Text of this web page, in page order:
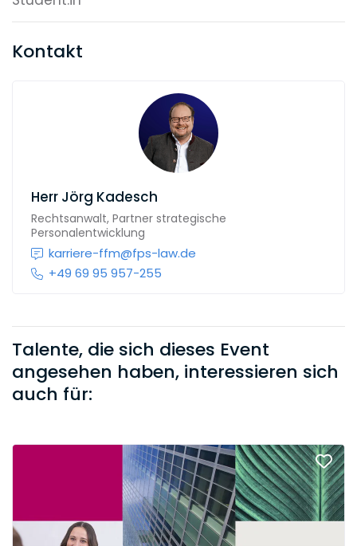
Kontakt
Herr Jörg Kadesch
Rechtsanwalt, Partner strategische
Personalentwicklung
karriere-ffm@fps-law.de
+49 69 95 957-255
Talente, die sich dieses Event
angesehen haben, interessieren sich
auch für: